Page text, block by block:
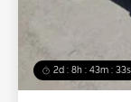
2d : 8h : 43m : 30s